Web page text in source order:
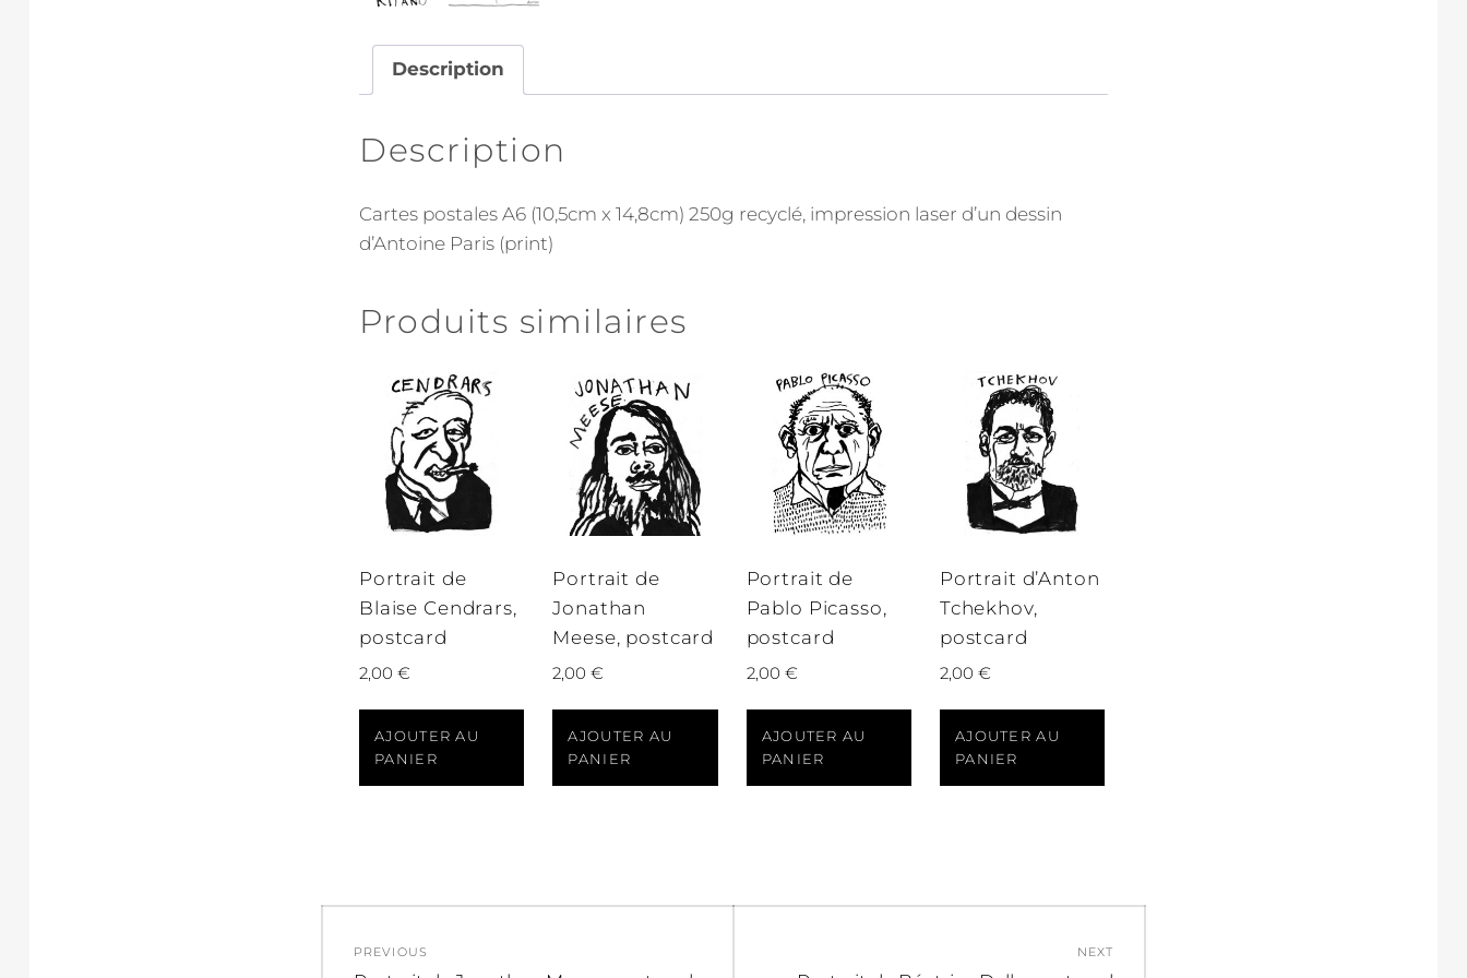
Description
Description
Cartes postales A6 (10,5cm x 14,8cm) 250g recyclé, impression laser d’un dessin
d’Antoine Paris (print)
Produits similaires
Portrait de
Blaise Cendrars,
postcard
2,00 €
AJOUTER AU
PANIER
Portrait de
Jonathan
Meese, postcard
2,00€
AJOUTER AU
PANIER
Portrait de
Pablo Picasso,
postcard
2,00 €
AJOUTER AU
PANIER
Portrait d’Anton
Tchekhov,
postcard
2,00 €
AJOUTER AU
PANIER
PREVIOUS NEXT